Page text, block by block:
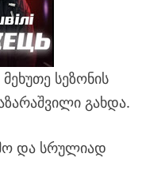
სეზონის
გახდა.
და სრულიად